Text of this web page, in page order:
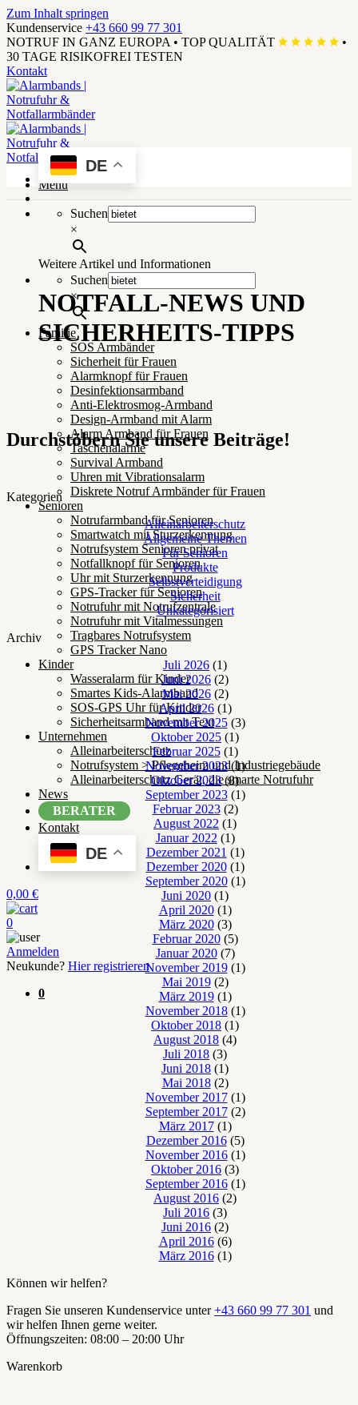
Zum Inhalt springen
Kundenservice +43 660 99 77 301
NOTRUF IN GANZ EUROPA • TOP QUALITÄT
•
30 TAGE RISIKOFREI TESTEN
Kontakt
Menü
Suchen
×
Suchen
×
Familie
SOS Armbänder
Sicherheit für Frauen
Alarmknopf für Frauen
Desinfektionsarmband
Anti-Elektrosmog-Armband
Design-Armband mit Alarm
Alarm Armband für Frauen
Taschenalarme
Survival Armband
Uhren mit Vibrationsalarm
Diskrete Notruf Armbänder für Frauen
Senioren
Notrufarmband für Senioren
Smartwatch mit Sturzerkennung
Notrufsystem Senioren privat
Notfallknopf für Senioren
Uhr mit Sturzerkennung
GPS-Tracker für Senioren
Notrufuhr mit Notrufzentrale
Notrufuhr mit Vitalmessungen
Tragbares Notrufsystem
GPS Tracker Nano
Kinder
Wasseralarm für Kinder
Smartes Kids-Alarmband
SOS-GPS Uhr für Kinder
Sicherheitsarmband mit Text
Unternehmen
Alleinarbeiterschutz
Notrufsystem > Pflegeheim und Industriegebäude
Alleinarbeiterschutz Gerät, die smarte Notrufuhr
News
BERATER
Kontakt
DE
0,00 €
0
Anmelden
Neukunde? Hier registrieren
0
DE
Weitere Artikel und Informationen
NOTFALL-NEWS UND
SICHERHEITS-TIPPS
Durchstöbern Sie unsere Beiträge!
Kategorien
Alleinarbeiterschutz
Allgemeine Themen
Für Senioren
Produkte
Selbstverteidigung
Sicherheit
Unkategorisiert
Archiv
Juli 2026 (1)
Juni 2026 (2)
Mai 2026(2)
April 2026(1)
November 2025(3)
Oktober 2025 (1)
Februar 2025(1)
November 2023(1)
Oktober 2023(8)
September 2023(1)
Februar 2023(2)
August 2022 (1)
Januar 2022(1)
Dezember 2021 (1)
Dezember 2020(1)
September 2020(1)
Juni 2020 (1)
April 2020(1)
März 2020(3)
Februar 2020(5)
Januar 2020(7)
November 2019(1)
Mai 2019(2)
März 2019(1)
November 2018(1)
Oktober 2018 (1)
August 2018 (4)
Juli 2018 (3)
Juni 2018 (1)
Mai 2018(2)
November 2017(1)
September 2017(2)
März 2017(1)
Dezember 2016(5)
November 2016(1)
Oktober 2016 (3)
September 2016(1)
August 2016 (2)
Juli 2016 (3)
Juni 2016 (2)
April 2016(6)
März 2016(1)
Können wir helfen?
Fragen Sie unseren Kundenservice unter+43 660 99 77 301 und
wir helfen Ihnen gerne weiter.
Öffnungszeiten: 08:00 – 20:00 Uhr
Warenkorb